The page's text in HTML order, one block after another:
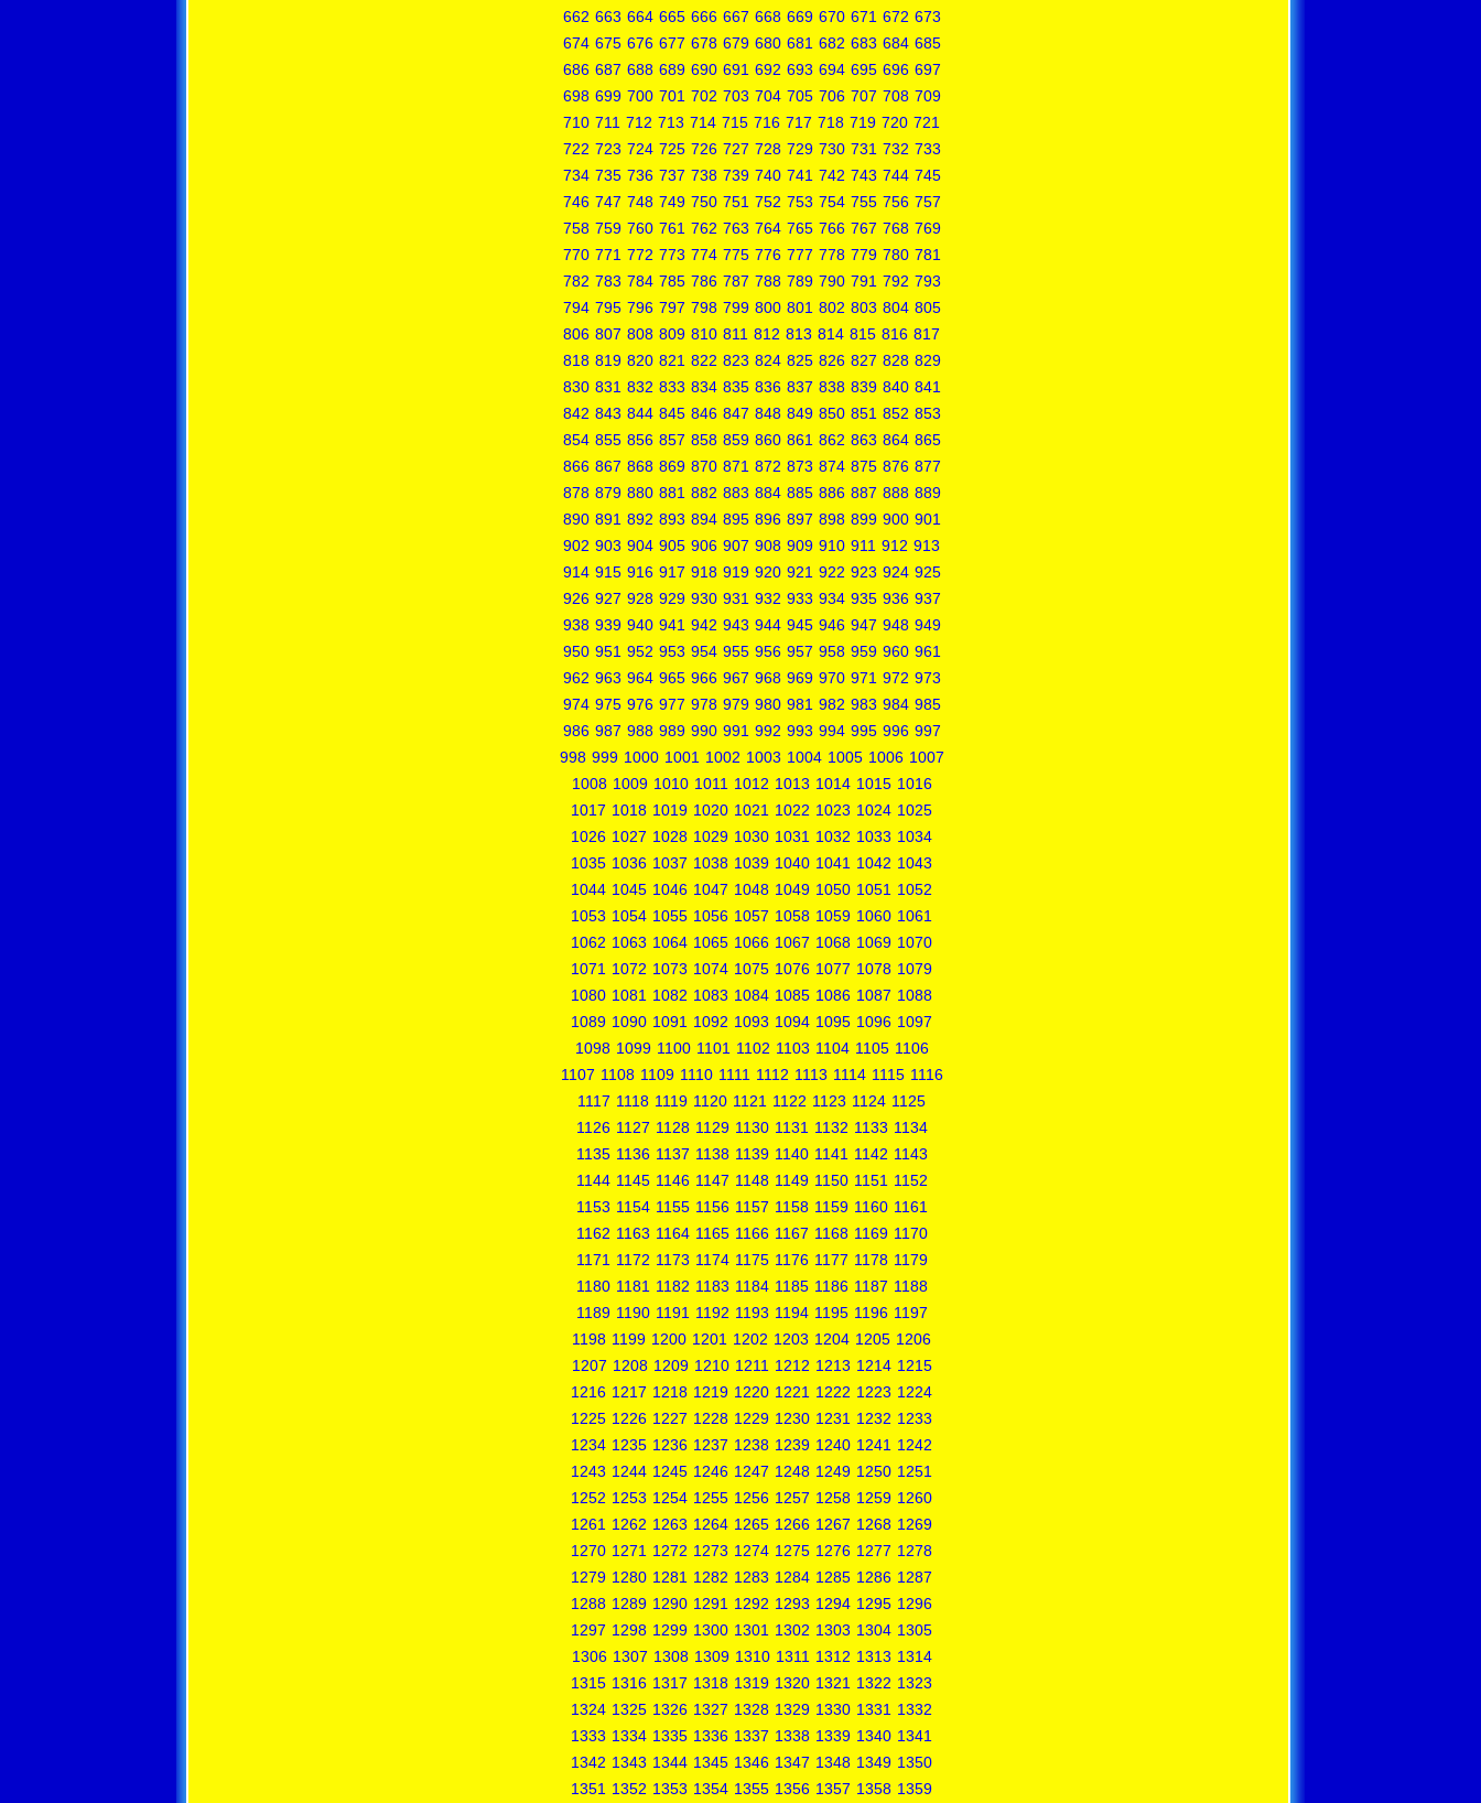
662 663 664 665 666 667 668 669 670 671 672 673
674 675 676 677 678 679 680 681 682 683 684 685
686 687 688 689 690 691 692 693 694 695 696 697
698 699 700 701 702 703 704 705 706 707 708 709
710 711 712 713 714 715 716 717 718 719 720 721
722 723 724 725 726 727 728 729 730 731 732 733
734 735 736 737 738 739 740 741 742 743 744 745
746 747 748 749 750 751 752 753 754 755 756 757
758 759 760 761 762 763 764 765 766 767 768 769
770 771 772 773 774 775 776 777 778 779 780 781
782 783 784 785 786 787 788 789 790 791 792 793
794 795 796 797 798 799 800 801 802 803 804 805
806 807 808 809 810 811 812 813 814 815 816 817
818 819 820 821 822 823 824 825 826 827 828 829
830 831 832 833 834 835 836 837 838 839 840 841
842 843 844 845 846 847 848 849 850 851 852 853
854 855 856 857 858 859 860 861 862 863 864 865
866 867 868 869 870 871 872 873 874 875 876 877
878 879 880 881 882 883 884 885 886 887 888 889
890 891 892 893 894 895 896 897 898 899 900 901
902 903 904 905 906 907 908 909 910 911 912 913
914 915 916 917 918 919 920 921 922 923 924 925
926 927 928 929 930 931 932 933 934 935 936 937
938 939 940 941 942 943 944 945 946 947 948 949
950 951 952 953 954 955 956 957 958 959 960 961
962 963 964 965 966 967 968 969 970 971 972 973
974 975 976 977 978 979 980 981 982 983 984 985
986 987 988 989 990 991 992 993 994 995 996 997
998 999 1000 1001 1002 1003 1004 1005 1006 1007
1008 1009 1010 1011 1012 1013 1014 1015 1016
1017 1018 1019 1020 1021 1022 1023 1024 1025
1026 1027 1028 1029 1030 1031 1032 1033 1034
1035 1036 1037 1038 1039 1040 1041 1042 1043
1044 1045 1046 1047 1048 1049 1050 1051 1052
1053 1054 1055 1056 1057 1058 1059 1060 1061
1062 1063 1064 1065 1066 1067 1068 1069 1070
1071 1072 1073 1074 1075 1076 1077 1078 1079
1080 1081 1082 1083 1084 1085 1086 1087 1088
1089 1090 1091 1092 1093 1094 1095 1096 1097
1098 1099 1100 1101 1102 1103 1104 1105 1106
1107 1108 1109 1110 1111 1112 1113 1114 1115 1116
1117 1118 1119 1120 1121 1122 1123 1124 1125
1126 1127 1128 1129 1130 1131 1132 1133 1134
1135 1136 1137 1138 1139 1140 1141 1142 1143
1144 1145 1146 1147 1148 1149 1150 1151 1152
1153 1154 1155 1156 1157 1158 1159 1160 1161
1162 1163 1164 1165 1166 1167 1168 1169 1170
1171 1172 1173 1174 1175 1176 1177 1178 1179
1180 1181 1182 1183 1184 1185 1186 1187 1188
1189 1190 1191 1192 1193 1194 1195 1196 1197
1198 1199 1200 1201 1202 1203 1204 1205 1206
1207 1208 1209 1210 1211 1212 1213 1214 1215
1216 1217 1218 1219 1220 1221 1222 1223 1224
1225 1226 1227 1228 1229 1230 1231 1232 1233
1234 1235 1236 1237 1238 1239 1240 1241 1242
1243 1244 1245 1246 1247 1248 1249 1250 1251
1252 1253 1254 1255 1256 1257 1258 1259 1260
1261 1262 1263 1264 1265 1266 1267 1268 1269
1270 1271 1272 1273 1274 1275 1276 1277 1278
1279 1280 1281 1282 1283 1284 1285 1286 1287
1288 1289 1290 1291 1292 1293 1294 1295 1296
1297 1298 1299 1300 1301 1302 1303 1304 1305
1306 1307 1308 1309 1310 1311 1312 1313 1314
1315 1316 1317 1318 1319 1320 1321 1322 1323
1324 1325 1326 1327 1328 1329 1330 1331 1332
1333 1334 1335 1336 1337 1338 1339 1340 1341
1342 1343 1344 1345 1346 1347 1348 1349 1350
1351 1352 1353 1354 1355 1356 1357 1358 1359